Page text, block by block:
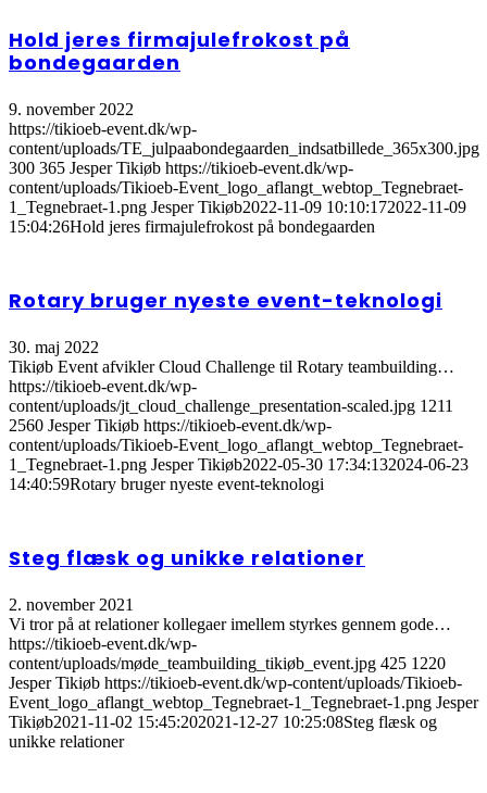
Hold jeres firmajulefrokost på
bondegaarden
9. november 2022
https://tikioeb-event.dk/wp-
content/uploads/TE_julpaabondegaarden_indsatbillede_365x300.jpg
300 365 Jesper Tikiøb https://tikioeb-event.dk/wp-
content/uploads/Tikioeb-Event_logo_aflangt_webtop_Tegnebraet-
1_Tegnebraet-1.png Jesper Tikiøb2022-11-09 10:10:172022-11-09
15:04:26Hold jeres firmajulefrokost på bondegaarden
Rotary bruger nyeste event-teknologi
30. maj 2022
Tikiøb Event afvikler Cloud Challenge til Rotary teambuilding…
https://tikioeb-event.dk/wp-
content/uploads/jt_cloud_challenge_presentation-scaled.jpg 1211
2560 Jesper Tikiøb https://tikioeb-event.dk/wp-
content/uploads/Tikioeb-Event_logo_aflangt_webtop_Tegnebraet-
1_Tegnebraet-1.png Jesper Tikiøb2022-05-30 17:34:132024-06-23
14:40:59Rotary bruger nyeste event-teknologi
Steg flæsk og unikke relationer
2. november 2021
Vi tror på at relationer kollegaer imellem styrkes gennem gode…
https://tikioeb-event.dk/wp-
content/uploads/møde_teambuilding_tikiøb_event.jpg 425 1220
Jesper Tikiøb https://tikioeb-event.dk/wp-content/uploads/Tikioeb-
Event_logo_aflangt_webtop_Tegnebraet-1_Tegnebraet-1.png Jesper
Tikiøb2021-11-02 15:45:202021-12-27 10:25:08Steg flæsk og
unikke relationer